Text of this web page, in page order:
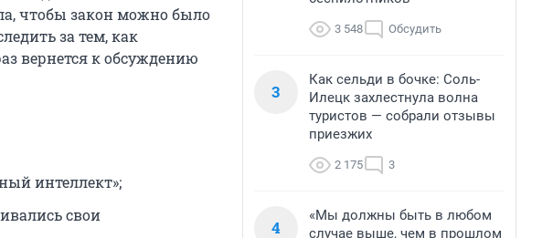
чтобы закон можно было
за тем, как
вернется к обсуждению
интеллект»;
свои
3 548 Обсудить
3
Как сельди в бочке: Соль-
Илецк захлестнула волна
туристов — собрали отзывы
приезжих
2 175 3
4
«Мы должны быть в любом
случае выше, чем в прошлом